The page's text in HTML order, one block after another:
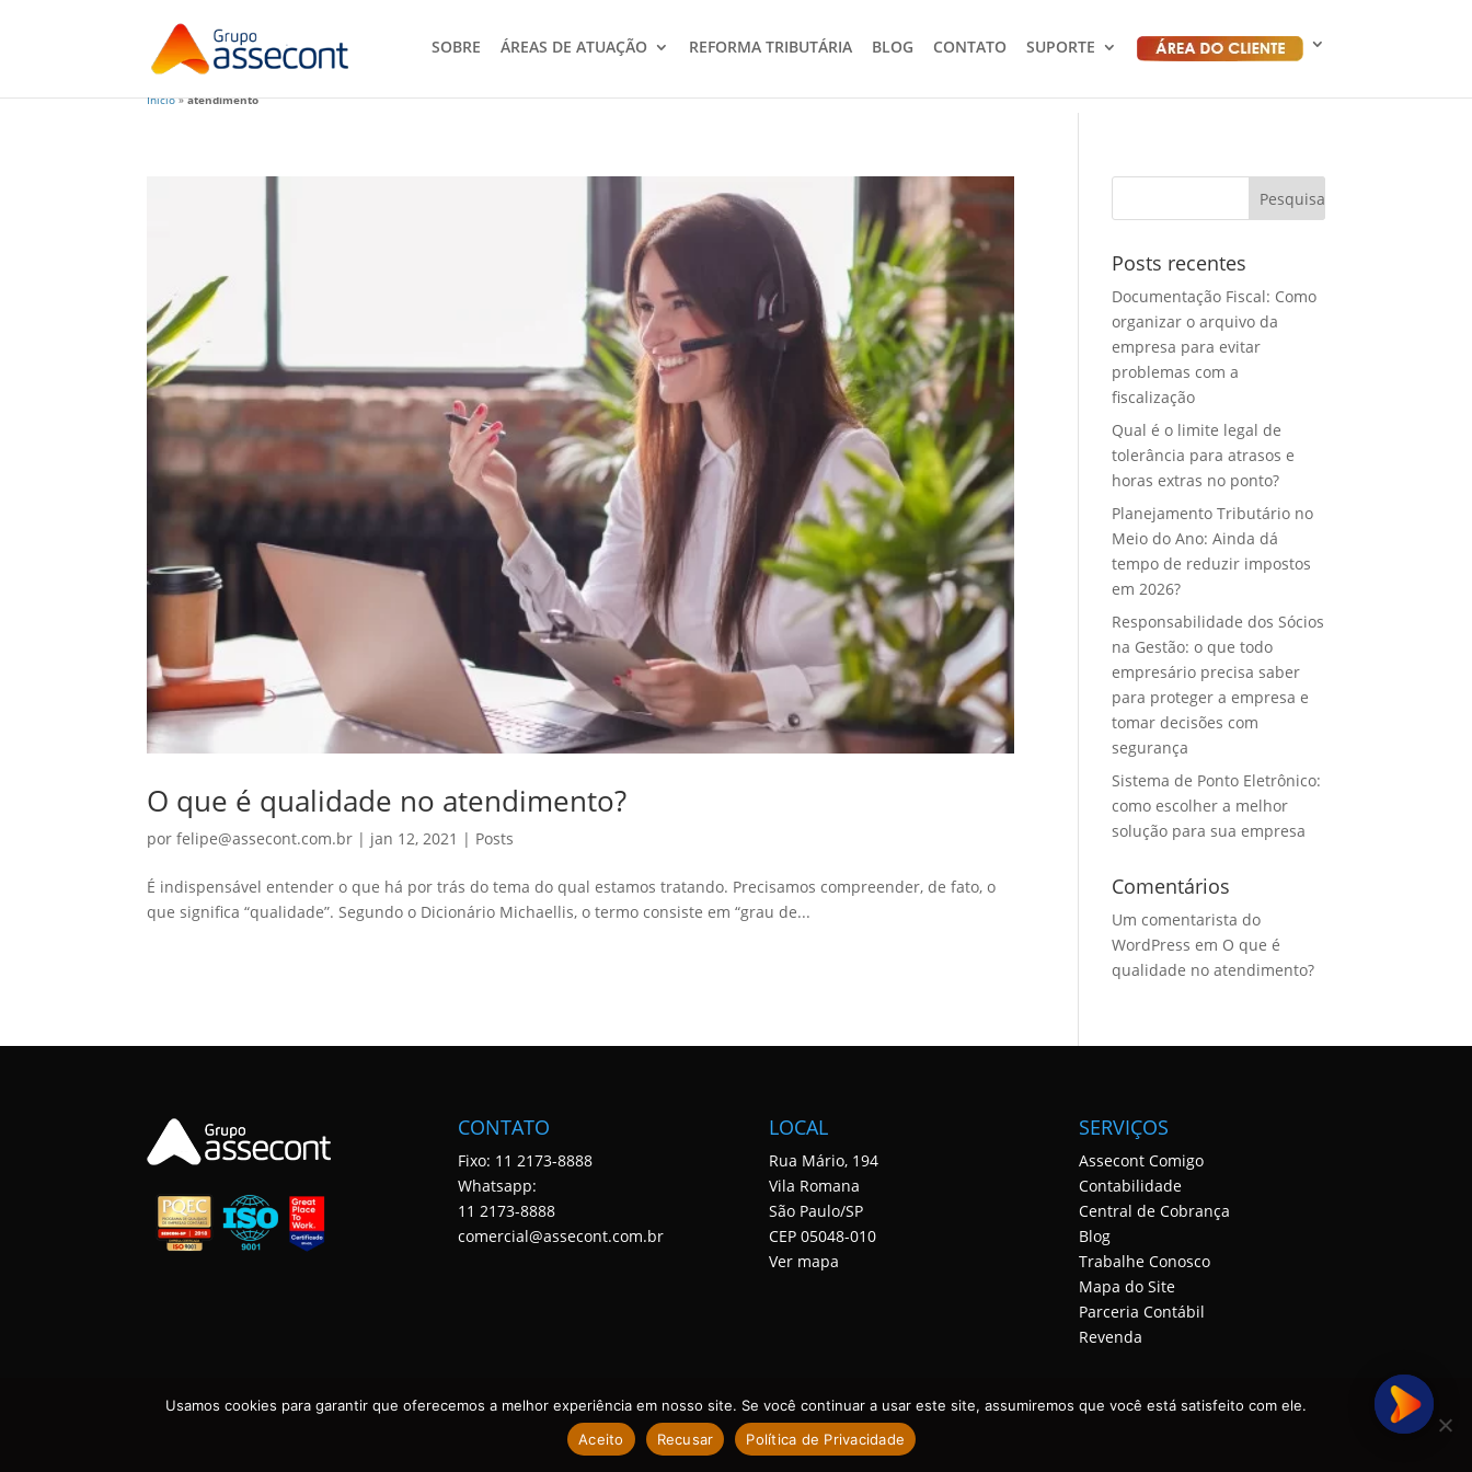
SOBRE ÁREAS DE ATUAÇÃO REFORMA TRIBUTÁRIA BLOG CONTATO SUPORTE
Início»atendimento
O que é qualidade no atendimento?
porfelipe@assecont.com.br | jan 12, 2021 | Posts
É indispensável entender o que há por trás do tema do qual estamos tratando. Precisamos compreender, de fato, o
que significa “qualidade”. Segundo o Dicionário Michaellis, o termo consiste em “grau de...
Posts recentes
Documentação Fiscal: Como
organizar o arquivo da
empresa para evitar
problemas com a
fiscalização
Qual é o limite legal de
tolerância para atrasos e
horas extras no ponto?
Planejamento Tributário no
Meio do Ano: Ainda dá
tempo de reduzir impostos
em 2026?
Responsabilidade dos Sócios
na Gestão: o que todo
empresário precisa saber
para proteger a empresa e
tomar decisões com
segurança
Sistema de Ponto Eletrônico:
como escolher a melhor
solução para sua empresa
Comentários
Um comentarista do
WordPress em O que é
qualidade no atendimento?
CONTATO
Fixo: 11 2173-8888
Whatsapp:
11 2173-8888
comercial@assecont.com.br
LOCAL
Rua Mário, 194
Vila Romana
São Paulo/SP
CEP 05048-010
Ver mapa
SERVIÇOS
Assecont Comigo
Contabilidade
Central de Cobrança
Blog
Trabalhe Conosco
Mapa do Site
Parceria Contábil
Revenda
ASSECONT CONTABILIDADE E TECNOLOGIA • TODOS OS DIREITOS RESERVADOS. DESENVOLVIDO POR ASSECONT.
Usamos cookies para garantir que oferecemos a melhor experiência em nosso site. Se você continuar a usar este site, assumiremos que você está satisfeito com ele.
Aceito
Recusar Política de Privacidade